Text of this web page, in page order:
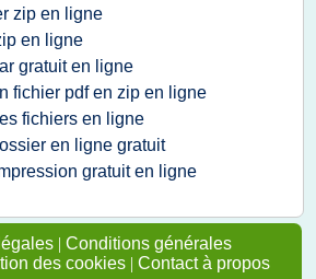
zip en ligne
en ligne
gratuit en ligne
fichier pdf en zip en ligne
fichiers en ligne
en ligne gratuit
gratuit en ligne
| Conditions générales
des cookies | Contact à propos